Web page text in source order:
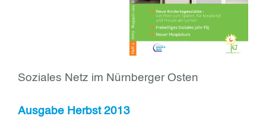
Soziales Netz im Nürnberger Osten
Ausgabe Herbst 2013